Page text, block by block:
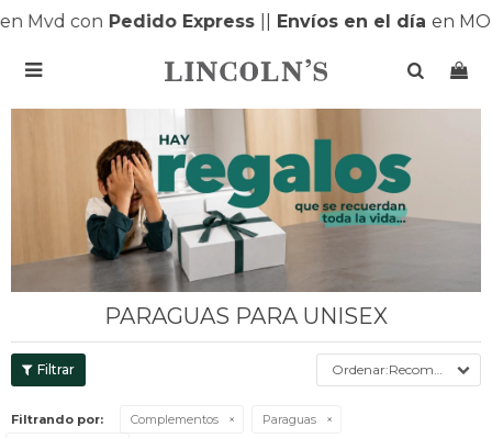
Mvd conPedido Express| Envíos en el díaen

PARAGUAS PARA UNISEX
Recomendados
Filtrando por: Complementos
Paraguas